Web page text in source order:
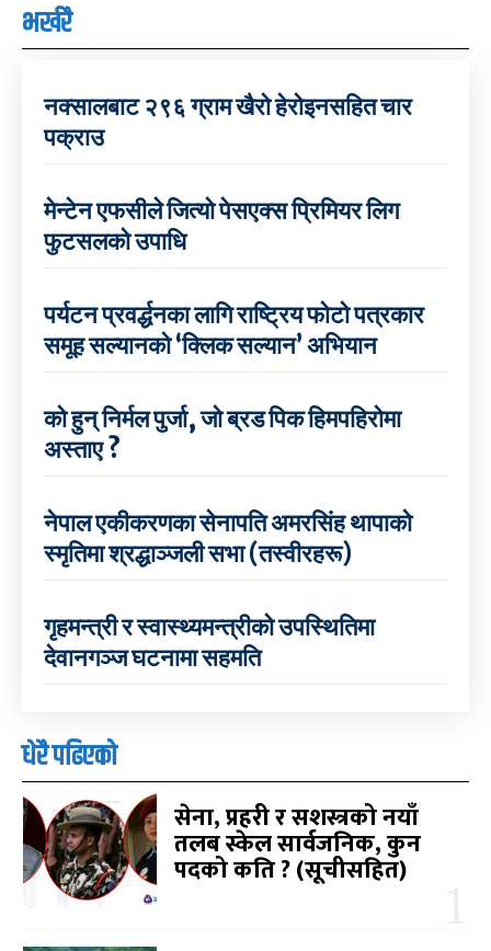
भर्खरै
नक्सालबाट २९६ ग्राम खैरो हेरोइनसहित चार
पक्राउ
मेन्टेन एफसीले जित्यो पेसएक्स प्रिमियर लिग
फुटसलको उपाधि
पर्यटन प्रवर्द्धनका लागि राष्ट्रिय फोटो पत्रकार
समूह सल्यानको ‘क्लिक सल्यान’ अभियान
को हुन् निर्मल पुर्जा, जो ब्रड पिक हिमपहिरोमा
अस्ताए ?
नेपाल एकीकरणका सेनापति अमरसिंह थापाको
स्मृतिमा श्रद्धाञ्जली सभा (तस्वीरहरू)
गृहमन्त्री र स्वास्थ्यमन्त्रीको उपस्थितिमा
देवानगञ्ज घटनामा सहमति
धेरै पढिएको
सेना, प्रहरी र सशस्त्रको नयाँ
तलब स्केल सार्वजनिक, कुन
पदको कति ? (सूचीसहित)